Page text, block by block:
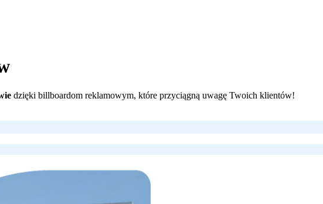
dzięki billboardom reklamowym, które przyciągną uwagę Twoich klientów!